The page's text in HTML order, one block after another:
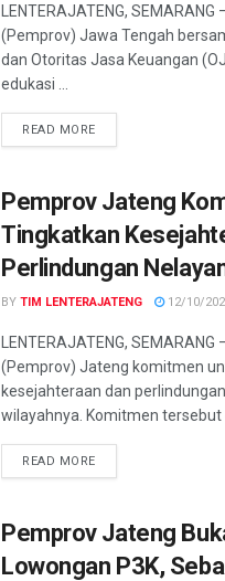
LENTERAJATENG,
(Pemprov) Jawa Tengah
dan Otoritas Jasa Keuangan
edukasi ...
READ MOREDETAILS
Pemprov Jateng
Tingkatkan
Perlindungan
BY TIM LENTERAJATENG 12/10/
LENTERAJATENG,
(Pemprov) Jateng komitmen
kesejahteraan dan
wilayahnya. Komitmen tersebut
READ MOREDETAILS
Pemprov Jateng
Lowongan P3K,